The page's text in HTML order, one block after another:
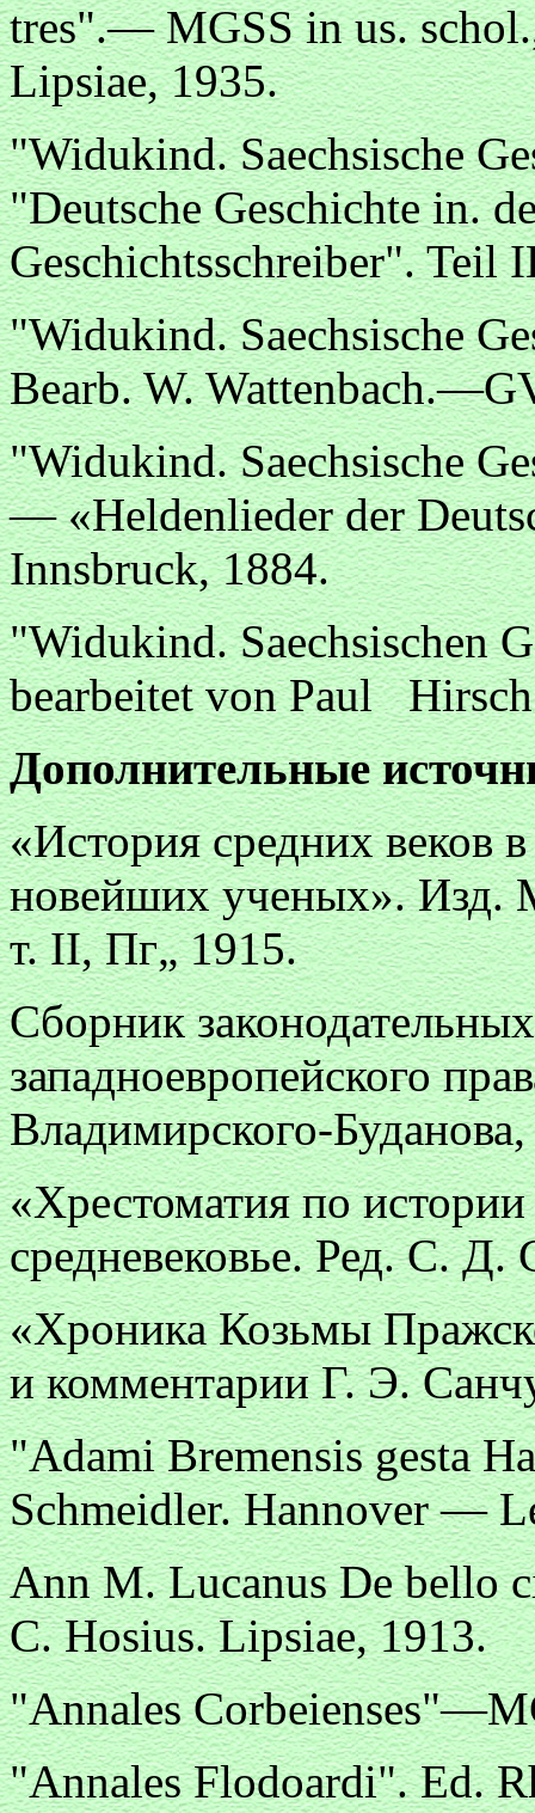
tres".— MGSS in us.
Lipsiae, 1935.
"Widukind. Saechsische
"Deutsche Geschichte in.
Geschichtsschreiber". Teil
"Widukind. Saechsische
Bearb. W.
"Widukind. Saechsische
— «Heldenlieder der
Innsbruck, 1884.
"Widukind. Saechsischen
bearbeitet von Paul
Дополнительные
«История средних веков
новейших ученых». Изд.
т. II, Пг„ 1915.
Сборник
западноевропейского
Владимирского-
«Хрестоматия по
средневековье. Ред. С.
«Хроника Козьмы
и комментарии Г. Э.
"Adami Bremensis gesta
Schmeidler. Hannover —
Ann M. Lucanus De bello
C. Hosius. Lipsiae, 1913.
"Annales
"Annales Flodoardi". Ed.